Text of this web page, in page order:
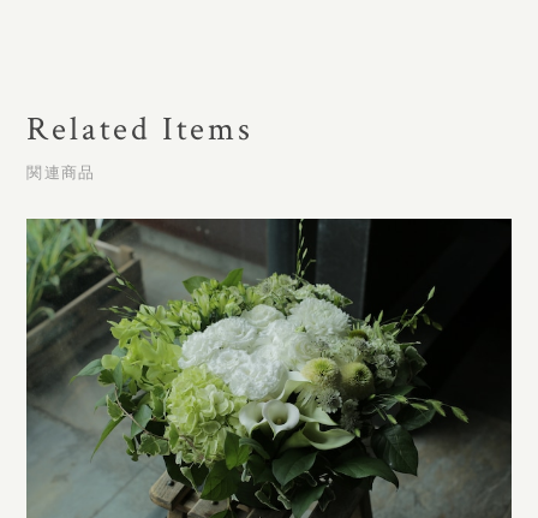
Related Items
関連商品